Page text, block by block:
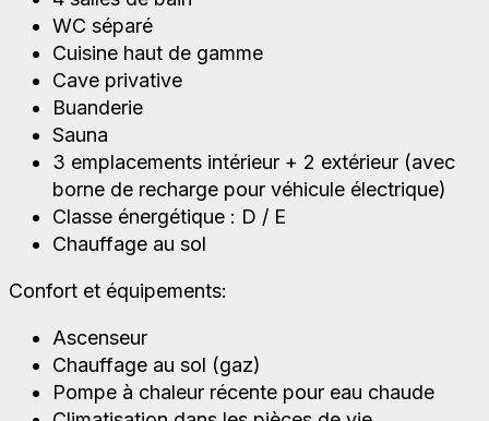
WC séparé
Cuisine haut de gamme
Cave privative
Buanderie
Sauna
3 emplacements intérieur + 2 extérieur (avec
borne de recharge pour véhicule électrique)
Classe énergétique : D / E
Chauffage au sol
Confort et équipements:
Ascenseur
Chauffage au sol (gaz)
Pompe à chaleur récente pour eau chaude